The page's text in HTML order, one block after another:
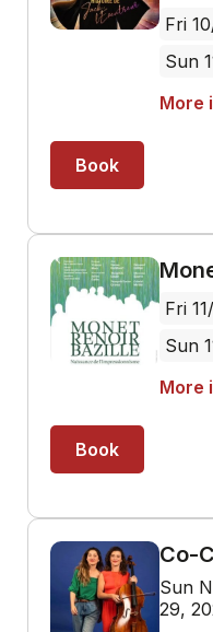
Fri
Sun
More
Book
Fri
Sun
More
Book
Co-
Sun
29,